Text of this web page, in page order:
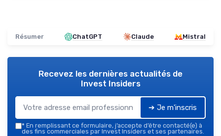
Résumer ChatGPT Claude Mistral
Recevez les dernières actualités de
Invest Insiders
➔ Je m'inscris
* En remplissant ce formulaire, j’accepte d’être contacté(e) à
des fins commerciales par Invest Insiders et ses partenaires.